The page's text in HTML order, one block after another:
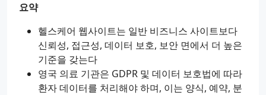
요약
헬스케어 웹사이트는 일반 비즈니스 사이트보다
신뢰성, 접근성, 데이터 보호, 보안 면에서 더 높은
기준을 갖는다
영국 의료 기관은 GDPR 및 데이터 보호법에 따라
환자 데이터를 처리해야 하며, 이는 양식, 예약, 분